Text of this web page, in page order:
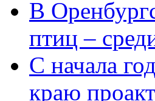
В
птиц –
С начала
краю